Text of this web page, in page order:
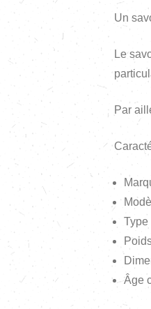
Un
Le
Par
Type
Âge